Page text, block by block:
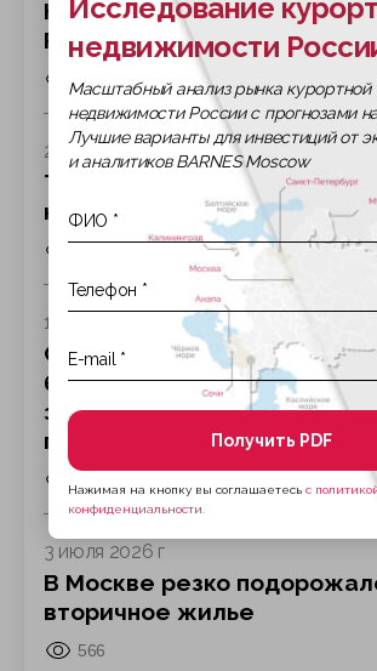
Новая инициатива
России появятся жилищные
24
28 июля 2026 г
Топ-5 стран, где россияне
недвижимость в 2026 году
17 июля 2026 г
Сделки с недвижимостью
биометрии: как работает
закон и какие риски
покупке
3 июля 2026 г
В Москве резко
вторичное жилье
566
Исследование
недвижимости
Масштабный анализ рынка курортной
недвижимости России с прогнозами
Лучшие варианты для инвестиций от
и аналитиков BARNES Moscow
Получить PDF
Нажимая на кнопку вы соглашаетесь с
конфиденциальности.